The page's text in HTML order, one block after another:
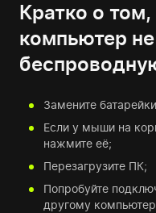
Кратко о том,
компьютер
Замените
Если у мыши на
нажмите её;
Перезагрузите ПК;
Попробуйте
другому